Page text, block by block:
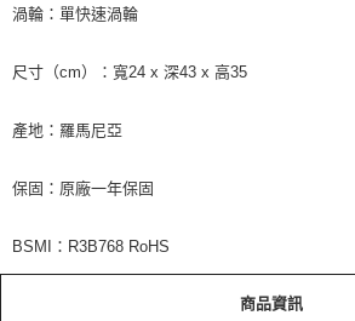
渦輪：單快速渦輪
尺寸（cm）：寬24 x 深43 x 高35
產地：羅馬尼亞
保固：原廠一年保固
BSMI：R3B768 RoHS
商品資訊